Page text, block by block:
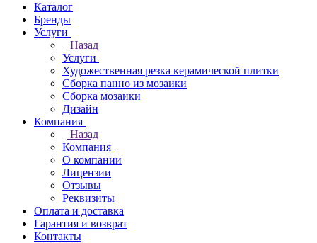
Каталог
Бренды
Услуги
Назад
Услуги
Художественная резка керамической плитки
Сборка панно из мозаики
Сборка мозаики
Дизайн
Компания
Назад
Компания
О компании
Лицензии
Отзывы
Реквизиты
Оплата и доставка
Гарантия и возврат
Контакты